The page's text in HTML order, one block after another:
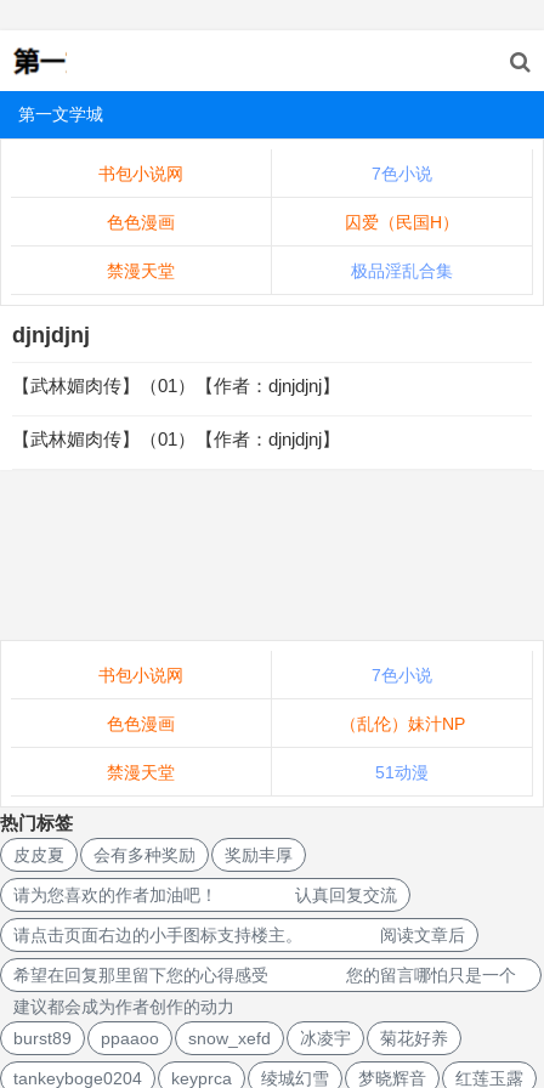
第一文学城
书包小说网 7色小说
色色漫画 囚爱（民国H）
禁漫天堂 极品淫乱合集
djnjdjnj
【武林媚肉传】（01）【作者：djnjdjnj】
【武林媚肉传】（01）【作者：djnjdjnj】
书包小说网 7色小说
色色漫画 （乱伦）妹汁NP
禁漫天堂 51动漫
热门标签
皮皮夏 会有多种奖励 奖励丰厚
请为您喜欢的作者加油吧！ 认真回复交流
请点击页面右边的小手图标支持楼主。 阅读文章后
希望在回复那里留下您的心得感受 您的留言哪怕只是一个
建议都会成为作者创作的动力
burst89
ppaaoo snow_xefd 冰凌宇 菊花好养
tankeyboge0204 keyprca 绫城幻雪 梦晓辉音 红莲玉露